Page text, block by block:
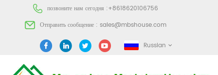
позвоните нам сегодня :+8618620106756
Отправить сообщение : sales@mbshouse.com
Russian